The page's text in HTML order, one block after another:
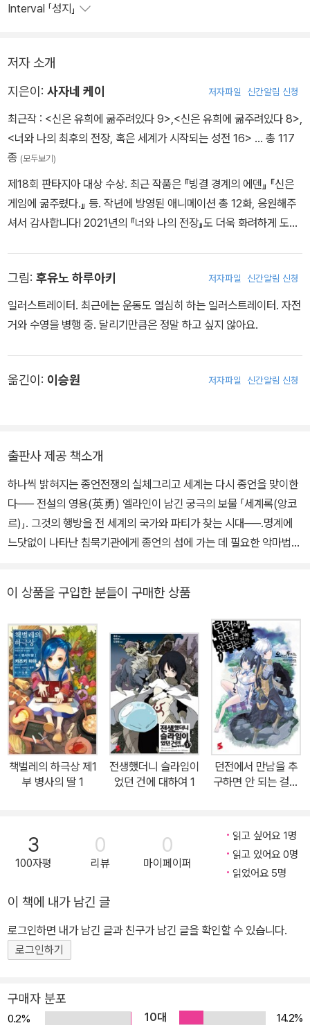
Interval 「성지」
저자 소개
지은이: 사자네 케이 저자파일 신간알림 신청
최근작 : <신은 유희에 굶주려있다 9> <신은 유희에 굶주려있다 8>
<너와 나의 최후의 전장, 혹은 세계가 시작되는 성전 16> … 총 117
종 (모두보기)
제18회 판타지아 대상 수상. 최근 작품은 『빙결 경계의 에덴』 『신은
게임에 굶주렸다.』 등. 작년에 방영된 애니메이션 총 12화, 응원해주
셔서 감사합니다! 2021년의 『너와 나의 전장』도 더욱 화려하게 도약
걸까?》
그림: 후유노 하루아키 저자파일 신간알림 신청
일러스트레이터. 최근에는 운동도 열심히 하는 일러스트레이터. 자전
거와 수영을 병행 중. 달리기만큼은 정말 하고 싶지 않아요.
옮긴이: 이승원 저자파일 신간알림 신청
출판사 제공 책소개
하나씩 밝혀지는 종언전쟁의 실체그리고 세계는 다시 종언을 맞이한
다── 전설의 영용(英勇) 엘라인이 남긴 궁극의 보물 「세계록(앙코
르)」. 그것의 행방을 전 세계의 국가와 파티가 찾는 시대──.명계에
느닷없이 나타난 침묵기관에게 종언의 섬에 가는 데 필요한 악마법인
관도 종언의 섬에 모여들고── 세계의 종언과 시작이 교향곡을 연주
하는 장소에서 벌어지는 뜨거운 앙코르 쟁탈전. 그리고 가짜 영용은
영용만이 아는 세계의 진실을 본다!「세상이 이대로 끝나게 둘 수는 없
어. 나는 반드시 네가 바란 미래에 도달하고 말 거야.」현재, 가장 왕도
를 달리고 있는 판타지, 충격의 제6탄!『황혼색의 명영사』, 『빙결경계
의 에덴』, 『불완전 신성기관 이리스』『S.I.R.E.N. -차세대 신생물 종
합연구특구-』── 독자적이면서도 유기적인 세계관을 바탕으로 다채
로운 작품을 선사하는 작가, 사자네 케이의 본격 판타지 모험 소설. 이
번에는 어떤 소년과 소녀가 어떤 세계를 무대로 이야기를 자아낼지,
많은 기대 바랍니다.
이 상품을 구입한 분들이 구매한 상품
책벌레의 하극상 제1
부 병사의 딸 1
전생했더니 슬라임이
었던 건에 대하여 1
던전에서 만남을 추
구하면 안 되는 걸까
3
100자평
0
리뷰
0
마이페이퍼
읽고 싶어요 1명
읽고 있어요 0명
읽었어요 5명
이 책에 내가 남긴 글
로그인하면 내가 남긴 글과 친구가 남긴 글을 확인할 수 있습니다.
로그인하기
구매자 분포
0.2% 10대
14.2%